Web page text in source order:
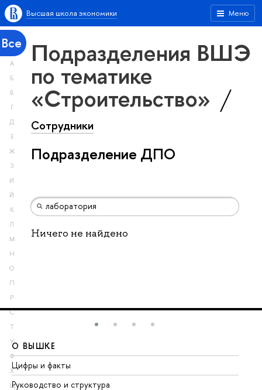
Меню
Высшая школа экономики
Все
А
Б
В
Г
Д
Е
Ж
З
И
Й
К
Л
М
Н
О
П
Р
С
Т
У
Ф
Х
Ц
Подразделения ВШЭ
по тематике
«Строительство»
Сотрудники
Подразделение ДПО
Ничего не найдено
О ВЫШКЕ
Цифры и факты
Руководство и структура